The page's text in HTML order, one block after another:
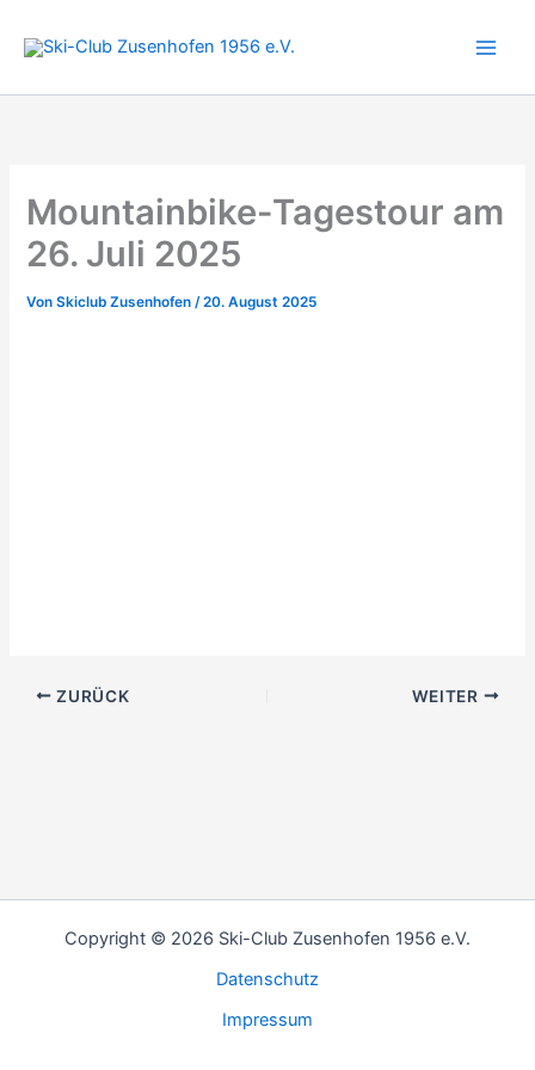
Inhalt
Mountainbike-Tagestour am
26. Juli 2025
VonSkiclub Zusenhofen/20. August 2025
ZURÜCK WEITER
Copyright © 2026 Ski-Club Zusenhofen 1956 e.V.
Datenschutz
Impressum